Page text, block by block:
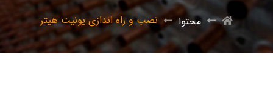
محتوا نصب و راه اندازی یونیت هیتر